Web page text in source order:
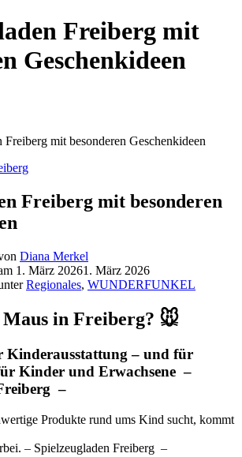
Freiberg mit
Geschenkideen
Freiberg mit besonderen Geschenkideen
Freiberg mit besonderen
Diana Merkel
1. März 20261. März 2026
Regionales, WUNDERFUNKEL
in Freiberg? 🐭
Kinderausstattung – und für
Kinder und Erwachsene –
–
Produkte rund ums Kind sucht, kommt
– Spielzeugladen Freiberg –